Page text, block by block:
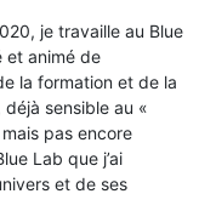
je travaille au Blue
et animé de
la formation et de la
déjà sensible au «
pas encore
Lab que j’ai
et de ses